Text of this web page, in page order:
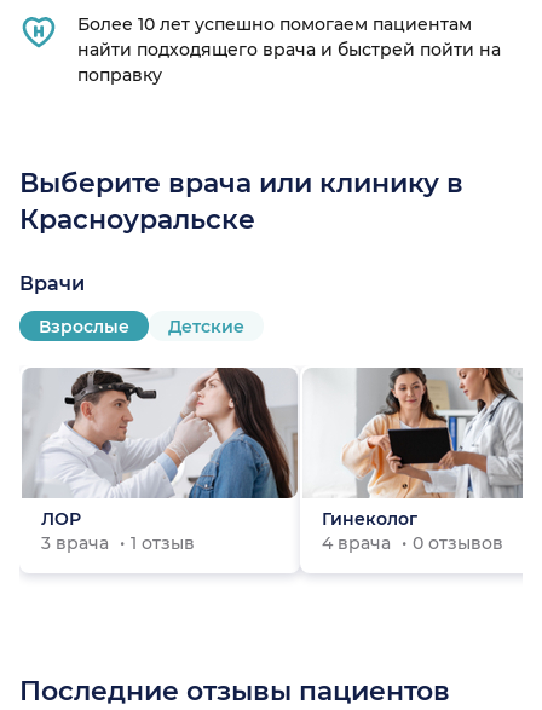
Более 10 лет успешно помогаем пациентам
найти подходящего врача и быстрей пойти на
поправку
Выберите врача или клинику в
Красноуральске
Врачи
Взрослые Детские
ЛОР
3 врача
1 отзыв
Гинеколог
4 врача
0 отзывов
Последние отзывы пациентов